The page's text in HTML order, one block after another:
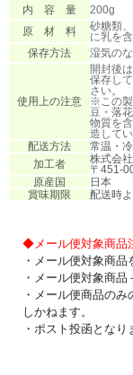
内 容 量
200g
原 材 料
砂糖類
に乳を
保存方法
湿気の
使用上の注意
開封後
保存し
さい。
※この製
豆・落
物質を
造してい
配送方法
常温・
加工者
株式会
〒451-
原産国
日本
賞味期限
配送時
◆メール便対象商品
・メール便対象商
・メール便対象商
・メール便商品の
しかねます。
・ポスト投函となり